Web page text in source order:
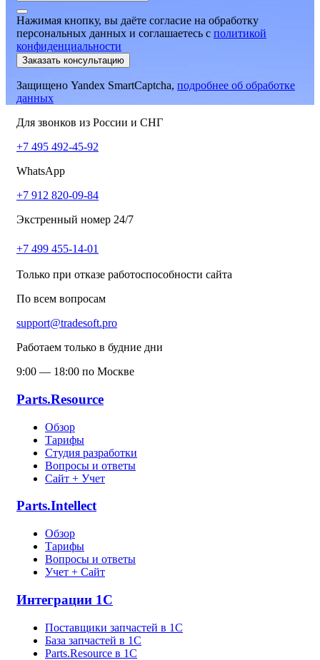
Нажимая кнопку, вы даёте согласие на обработку
персональных данных и соглашаетесь c политикой
конфиденциальности
Заказать консультацию
Защищено Yandex SmartCaptcha, подробнее об обработке
данных
Для звонков из России и СНГ
+7 495 492-45-92
WhatsApp
+7 912 820-09-84
Экстренный номер 24/7
+7 499 455-14-01
Только при отказе работоспособности сайта
По всем вопросам
support@tradesoft.pro
Работаем только в будние дни
9:00 — 18:00 по Москве
Parts.Resource
Обзор
Тарифы
Студия разработки
Вопросы и ответы
Сайт + Учет
Parts.Intellect
Обзор
Тарифы
Вопросы и ответы
Учет + Сайт
Интеграции 1С
Поставщики запчастей в 1C
База запчастей в 1С
Parts.Resource в 1C